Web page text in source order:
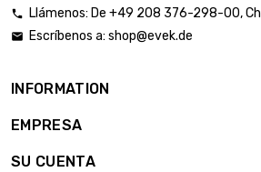
largo : 10 Meter
largo : 25 Meter
 Llámenos: De +49 208 376-298-00, Ch
 Escríbenos a: shop@evek.de
INFORMATION
EMPRESA
SU CUENTA